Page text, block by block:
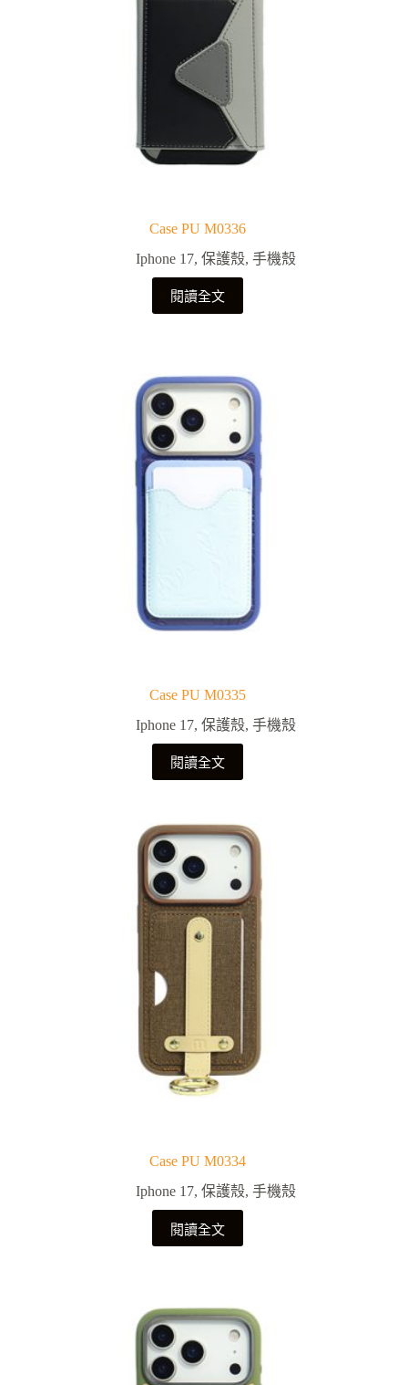
Case PU M0336
Iphone 17,保護殼,手機殼
閱讀全文
Case PU M0335
Iphone 17,保護殼,手機殼
閱讀全文
Case PU M0334
Iphone 17,保護殼,手機殼
閱讀全文